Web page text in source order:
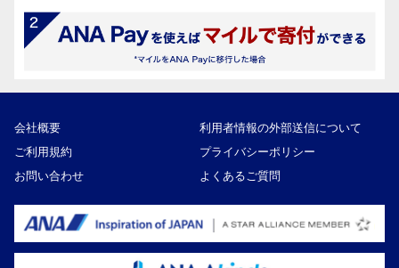
会社概要
利用者情報の外部送信について
ご利用規約
プライバシーポリシー
お問い合わせ
よくあるご質問